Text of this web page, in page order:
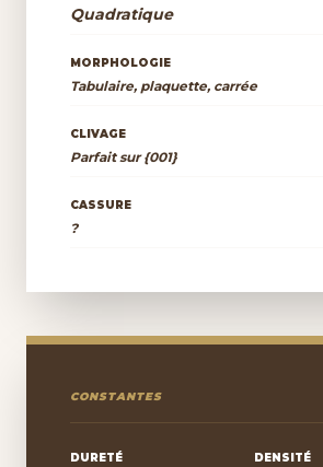
Quadratique
MORPHOLOGIE
Tabulaire, plaquette, carrée
CLIVAGE
Parfait sur {001}
CASSURE
?
CONSTANTES
DURETÉ DENSITÉ